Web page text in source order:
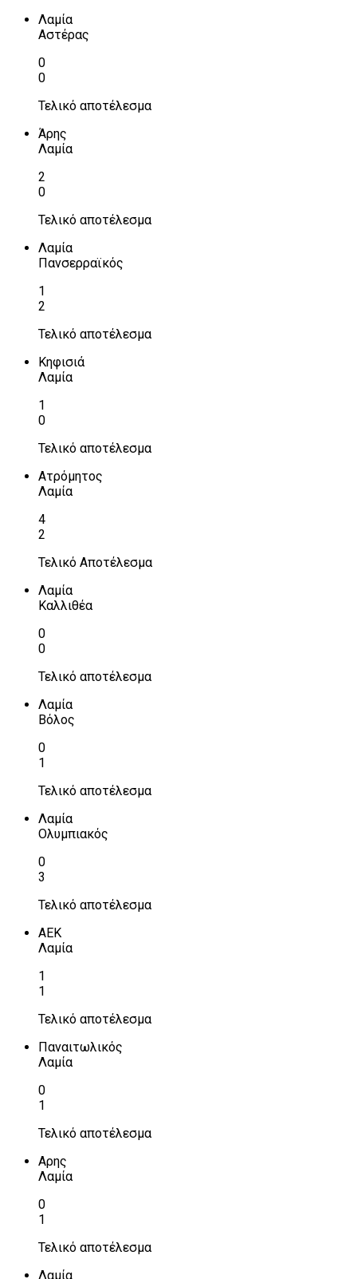
Λαμία
Αστέρας
0
0
Τελικό αποτέλεσμα
Άρης
Λαμία
2
0
Τελικό αποτέλεσμα
Λαμία
Πανσερραϊκός
1
2
Τελικό αποτέλεσμα
Κηφισιά
Λαμία
1
0
Τελικό αποτέλεσμα
Ατρόμητος
Λαμία
4
2
Τελικό Αποτέλεσμα
Λαμία
Καλλιθέα
0
0
Τελικό αποτέλεσμα
Λαμία
Βόλος
0
1
Τελικό αποτέλεσμα
Λαμία
Ολυμπιακός
0
3
Τελικό αποτέλεσμα
ΑΕΚ
Λαμία
1
1
Τελικό αποτέλεσμα
Παναιτωλικός
Λαμία
0
1
Τελικό αποτέλεσμα
Αρης
Λαμία
0
1
Τελικό αποτέλεσμα
Λαμία